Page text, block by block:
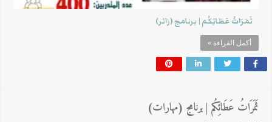
ثَمَرَاتُ عَطَائِكُم | برنامج (زائر)
أكمل القراءة »
ثَمَرَاتُ عَطَائِكُم | برنامج (مهارات)